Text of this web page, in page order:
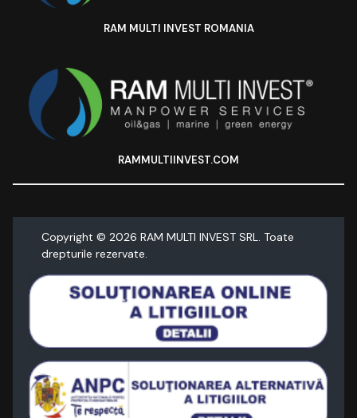
RAM MULTI INVEST ROMANIA
RAMMULTIINVEST.COM
Copyright © 2026 RAM MULTI INVEST SRL. Toate
drepturile rezervate.